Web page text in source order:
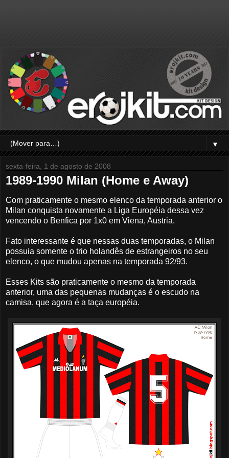
▼
sexta-feira, 1 de agosto de 2008
1989-1990 Milan (Home e Away)
Com praticamente o mesmo elenco da temporada anterior o
Milan conquista novamente a Liga Européia dessa vez
vencendo o Benfica por 1x0 em Viena, Austria.
Fato interessante é que nessas duas temporadas, o Milan
possuia somente o trio holandês de estrangeiros no seu
elenco, o que mudou apenas na temporada 92/93.
Esses Kits são praticamente o mesmo da temporada
anterior, uma das pequenas mudanças é o escudo na
camisa, que agora é a taça européia.